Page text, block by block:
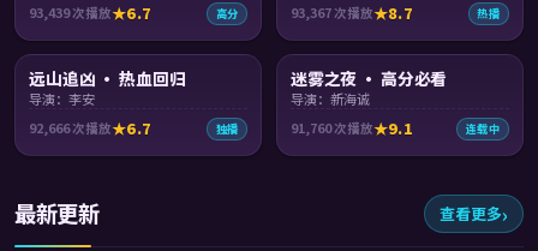
93,439次播放 6.7 高分 93,367次播放 8.7 热播
远山追凶 · 热血回归
导演：李安
92,666次播放 6.7 独播
迷雾之夜 · 高分必看
导演：新海诚
91,760次播放 9.1 连载中
最新更新 查看更多